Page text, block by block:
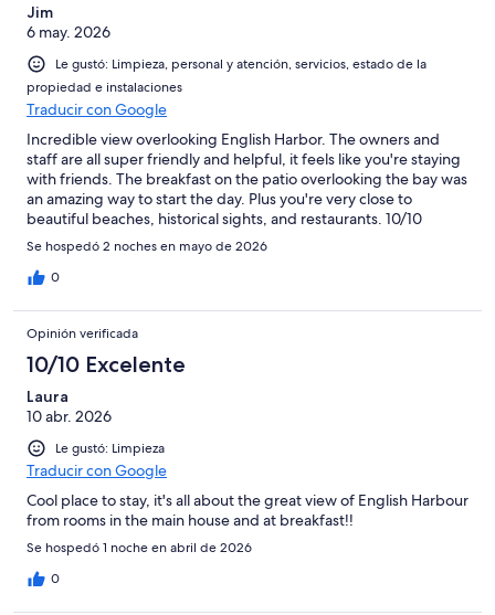
Jim
6 may. 2026
Le gustó: Limpieza, personal y atención, servicios, estado de la
propiedad e instalaciones
Traducir con Google
Incredible view overlooking English Harbor. The owners and
staff are all super friendly and helpful, it feels like you're staying
with friends. The breakfast on the patio overlooking the bay was
an amazing way to start the day. Plus you're very close to
beautiful beaches, historical sights, and restaurants. 10/10
recommend.
Se hospedó 2 noches en mayo de 2026
0
Opinión verificada
10/10 Excelente
Laura
10 abr. 2026
Le gustó: Limpieza
Traducir con Google
Cool place to stay, it's all about the great view of English Harbour
from rooms in the main house and at breakfast!!
Se hospedó 1 noche en abril de 2026
0